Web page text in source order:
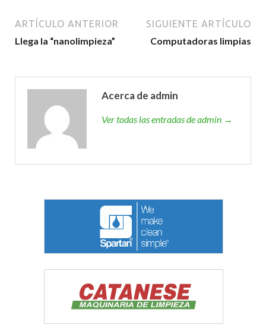
ARTÍCULO ANTERIOR
Llega la “nanolimpieza”
SIGUIENTE ARTÍCULO
Computadoras limpias
Acerca de admin
Ver todas las entradas de admin →